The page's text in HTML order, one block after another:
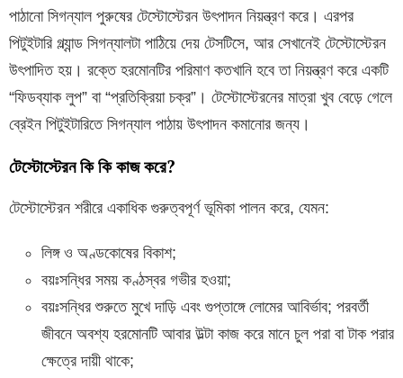
পাঠানো সিগন্যাল পুরুষের টেস্টোস্টেরন উৎপাদন নিয়ন্ত্রণ করে। এরপর
পিটুইটারি গ্ল্যান্ড সিগন্যালটা পাঠিয়ে দেয় টেসটিসে, আর সেখানেই টেস্টোস্টেরন
উৎপাদিত হয়। রক্তে হরমোনটির পরিমাণ কতখানি হবে তা নিয়ন্ত্রণ করে একটি
“ফিডব্যাক লুপ” বা “প্রতিক্রিয়া চক্র”। টেস্টোস্টেরনের মাত্রা খুব বেড়ে গেলে
ব্রেইন পিটুইটারিতে সিগন্যাল পাঠায় উৎপাদন কমানোর জন্য।
টেস্টোস্টেরন কি কি কাজ করে?
টেস্টোস্টেরন শরীরে একাধিক গুরুত্বপূর্ণ ভূমিকা পালন করে, যেমন:
লিঙ্গ ও অণ্ডকোষের বিকাশ;
বয়ঃসন্ধির সময় কণ্ঠস্বর গভীর হওয়া;
বয়ঃসন্ধির শুরুতে মুখে দাড়ি এবং গুপ্তাঙ্গে লোমের আবির্ভাব; পরবর্তী
জীবনে অবশ্য হরমোনটি আবার উল্টা কাজ করে মানে চুল পরা বা টাক পরার
ক্ষেত্রে দায়ী থাকে;